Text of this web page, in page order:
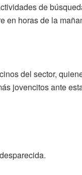
de
en horas de la
del sector,
jovencitos ante